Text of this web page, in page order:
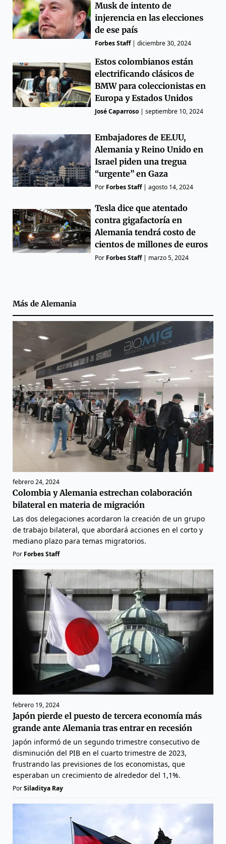
Musk de intento de
injerencia en las elecciones
de ese país
Forbes Staff|diciembre 30, 2024
Estos colombianos están
electrificando clásicos de
BMW para coleccionistas en
Europa y Estados Unidos
José Caparroso |septiembre 10, 2024
Embajadores de EE.UU,
Alemania y Reino Unido en
Israel piden una tregua
“urgente” en Gaza
Por Forbes Staff|agosto 14, 2024
Tesla dice que atentado
contra gigafactoría en
Alemania tendrá costo de
cientos de millones de euros
Por Forbes Staff| marzo 5, 2024
Más deAlemania
febrero 24, 2024
Colombia y Alemania estrechan colaboración
bilateral en materia de migración
Las dos delegaciones acordaron la creación de un grupo
de trabajo bilateral, que abordará acciones en el corto y
mediano plazo para temas migratorios.
Por Forbes Staff
febrero 19, 2024
Japón pierde el puesto de tercera economía más
grande ante Alemania tras entrar en recesión
Japón informó de un segundo trimestre consecutivo de
disminución del PIB en el cuarto trimestre de 2023,
frustrando las previsiones de los economistas, que
esperaban un crecimiento de alrededor del 1,1%.
PorSiladitya Ray